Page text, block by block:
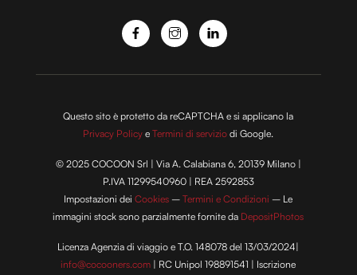
Questo sito è protetto da reCAPTCHA e si applicano la
Privacy Policy eTermini di servizio di Google.
© 2025 COCOON Srl | Via A. Calabiana 6, 20139 Milano |
P.IVA 11299540960 | REA 2592853
Impostazioni deiCookies –Termini e Condizioni – Le
immagini stock sono parzialmente fornite da DepositPhotos
Licenza Agenzia di viaggio e T.O. 148078 del 13/03/2024|
info@cocooners.com | RC Unipol 198891541 | Iscrizione